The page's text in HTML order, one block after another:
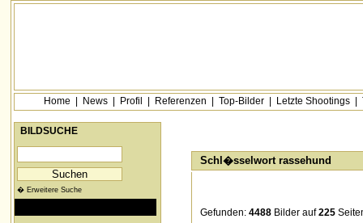
Home News Profil Referenzen Top-Bilder Letzte Shootings
BILDSUCHE
� Erweitere Suche
Schl�sselwort rassehund
Gefunden: 4488Bilder auf225